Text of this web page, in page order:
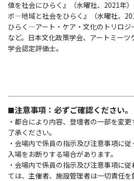
値を社会にひらく』（水曜社、2021年
ボ―地域と社会をひらく』（水曜社、
ひらく—アート・ケア・文化のトリロジ
など。日本文化政策学会、アートミー
学会認定評価士。
■注意事項：必ずご確認ください。
・都合により内容、登壇者の一部を変
了承ください。
・会場内で係員の指示及び注意事項に従
入場をお断りする場合があります。
・会場内で係員の指示及び注意事項に
ては、主催者、施設管理者は一切責任を